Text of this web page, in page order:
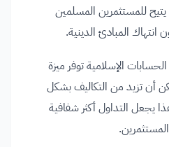
يتيح للمستثمرين المسلمين
انتهاك المبادئ الدينية.
الحسابات الإسلامية توفر ميزة
أن تزيد من التكاليف بشكل
يجعل التداول أكثر شفافية